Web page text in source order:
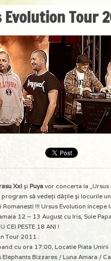
Evolution Tour
Xxl şi Puya vor concerta la
să vedeţi dăţile şi locurile
Romanesti !!! Ursus Evolution
12 – 13 August cu Iris, Suie
CEI PESTE 18 ANI !
Tour 2011 :
cu ora 17:00, Locatie Piata Unirii
Elephants Bizzares / Luna Amara /